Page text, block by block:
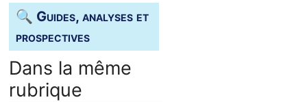
🔍 Guides, analyses et
prospectives
Dans la même
rubrique